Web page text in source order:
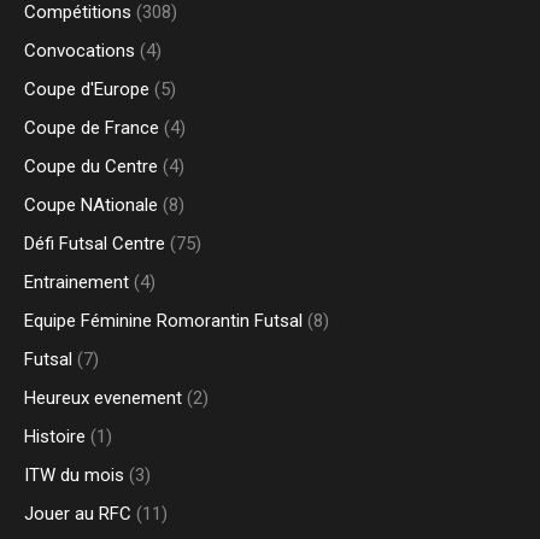
Compétitions (308)
Convocations (4)
Coupe d'Europe (5)
Coupe de France (4)
Coupe du Centre (4)
Coupe NAtionale (8)
Défi Futsal Centre (75)
Entrainement (4)
Equipe Féminine Romorantin Futsal (8)
Futsal (7)
Heureux evenement (2)
Histoire (1)
ITW du mois (3)
Jouer au RFC (11)